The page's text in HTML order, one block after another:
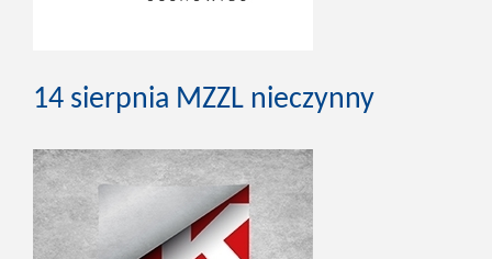
14 sierpnia MZZL nieczynny